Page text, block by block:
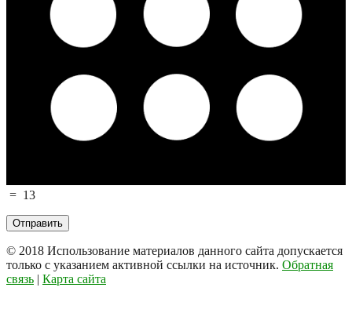
= 13
© 2018 Использование материалов данного сайта допускается
только с указанием активной ссылки на источник. Обратная
связь | Карта сайта